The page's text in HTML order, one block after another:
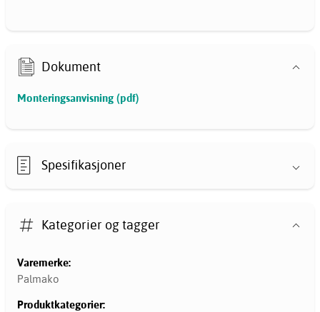
Dokument
Monteringsanvisning (pdf)
Spesifikasjoner
Kategorier og tagger
Varemerke:
Palmako
Produktkategorier: